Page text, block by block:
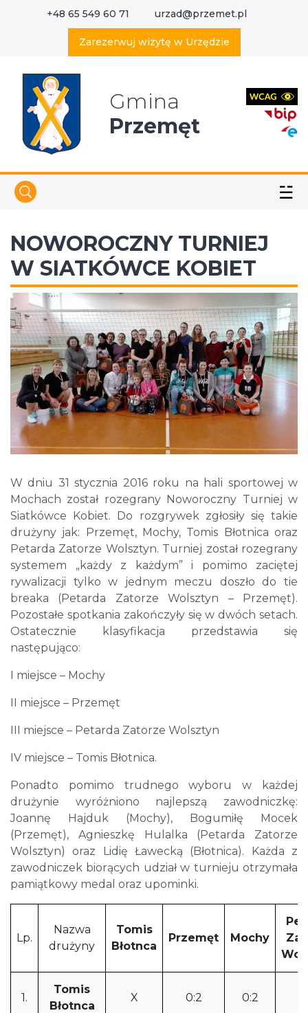
+48 65 549 60 71 urzad@przemet.pl
Zarezerwuj wizytę w Urzędzie
Gmina
Przemęt
☱
NOWOROCZNY TURNIEJ
W SIATKÓWCE KOBIET
W dniu 31 stycznia 2016 roku na hali sportowej w
Mochach został rozegrany Noworoczny Turniej w
Siatkówce Kobiet. Do rozgrywek zgłosiły się takie
drużyny jak: Przemęt, Mochy, Tomis Błotnica oraz
Petarda Zatorze Wolsztyn. Turniej został rozegrany
systemem „każdy z każdym” i pomimo zaciętej
rywalizacji tylko w jednym meczu doszło do tie
breaka (Petarda Zatorze Wolsztyn – Przemęt).
Pozostałe spotkania zakończyły się w dwóch setach.
Ostatecznie klasyfikacja przedstawia się
następująco:
I miejsce – Mochy
II miejsce – Przemęt
III miejsce – Petarda Zatorze Wolsztyn
IV miejsce – Tomis Błotnica.
Ponadto pomimo trudnego wyboru w każdej
drużynie wyróżniono najlepszą zawodniczkę:
Joannę Hajduk (Mochy), Bogumiłę Mocek
(Przemęt), Agnieszkę Hulalka (Petarda Zatorze
Wolsztyn) oraz Lidię Ławecką (Błotnica). Każda z
zawodniczek biorących udział w turnieju otrzymała
pamiątkowy medal oraz upominki.
Lp.
Nazwa
drużyny
Tomis
Błotnca
Przemęt Mochy
1.
Tomis
Błotnca
X 0:2 0:2
Wyszukaj w serwisie